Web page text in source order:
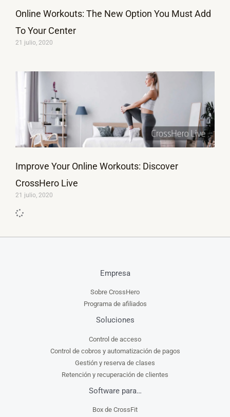
Online Workouts: The New Option You Must Add
To Your Center
21 julio, 2020
Improve Your Online Workouts: Discover
CrossHero Live
21 julio, 2020
Empresa
Sobre CrossHero
Programa de afiliados
Soluciones
Control de acceso
Control de cobros y automatización de pagos
Gestión y reserva de clases
Retención y recuperación de clientes
Software para…
Box de CrossFit